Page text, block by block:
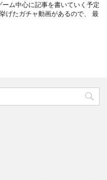
ーム中心に記事を書いていく予定
げたガチャ動画があるので、 最